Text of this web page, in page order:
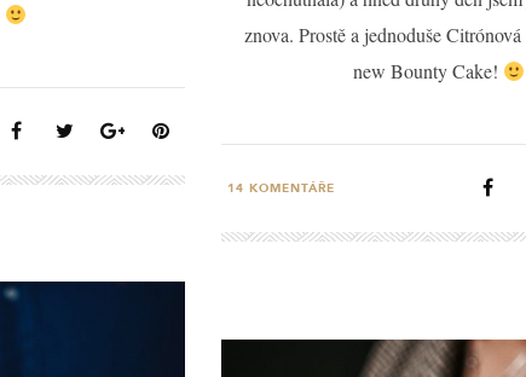
znova. Prostě a jednoduše
new Bounty Cake!
14 KOMENTÁŘE